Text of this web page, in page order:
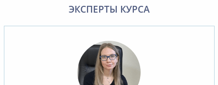
ЭКСПЕРТЫ КУРСА